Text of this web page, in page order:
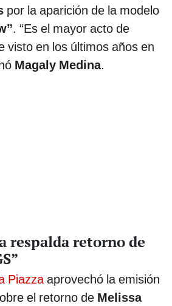
por la aparición de la modelo
. “Es el mayor acto de
visto en los últimos años en
Magaly Medina.
respalda retorno de
Piazzaaprovechó la emisión
el retorno de Melissa